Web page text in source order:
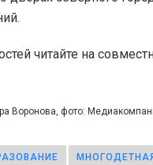
читайте на
Воронова, фото: